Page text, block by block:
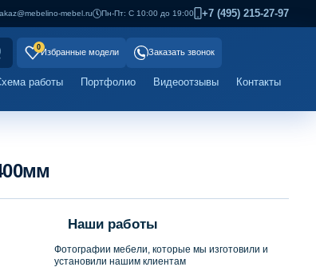
mebel.ru Пн-Пт: С 10:00 до 19:00 +7 (495) 215-27-97
0
Избранные модели Заказать звонок
работы Портфолио Видеоотзывы Контакты
Наши работы
Фотографии мебели, которые мы изготовили и
установили нашим клиентам